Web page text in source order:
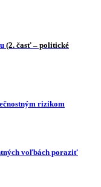
(2. časť – politické
rizikom
voľbách poraziť